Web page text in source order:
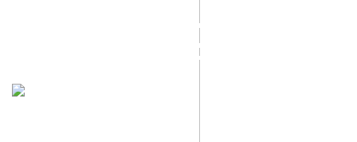
ТЕХНИЧЕСКОЕ РУКОВОДСТВО "СИСТЕМЫ
ОТОПЛЕНИЯ, ВЕНТИЛЯЦИИ И
КОНДИЦИОНИРОВАНИЯ"